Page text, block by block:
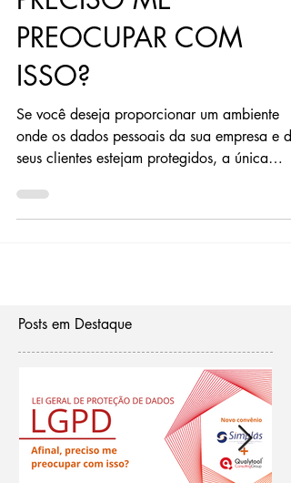
PRECISO ME
PREOCUPAR COM
ISSO?
Se você deseja proporcionar um ambiente
onde os dados pessoais da sua empresa e de
seus clientes estejam protegidos, a única
Posts em Destaque